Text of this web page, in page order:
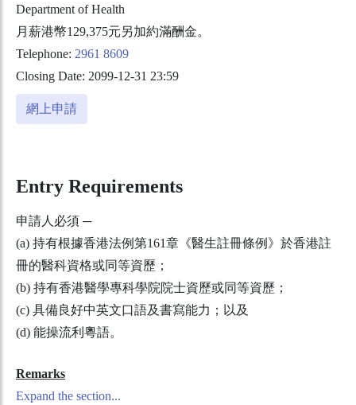
Department of Health
月薪港幣129,375元另加約滿酬金。
Telephone: 2961 8609
Closing Date: 2099-12-31 23:59
網上申請
Entry Requirements
申請人必須 ─
(a) 持有根據香港法例第161章《醫生註冊條例》於香港註
冊的醫科資格或同等資歷；
(b) 持有香港醫學專科學院院士資歷或同等資歷；
(c) 具備良好中英文口語及書寫能力；以及
(d) 能操流利粵語。
Remarks
Expand the section...